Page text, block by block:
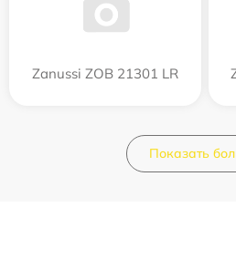
Zanussi ZOB 21301 LR
Показать